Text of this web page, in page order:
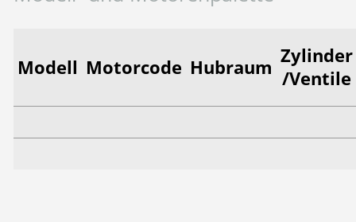
Modell Motorcode Hubraum Zylinder
/Ventile